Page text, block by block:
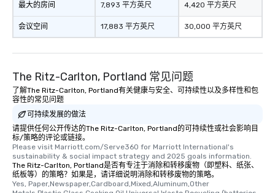
最大的房间
会议空间
7,893 平方英尺
17,883 平方英尺
4,420 平方英尺
30,000 平方英尺
The Ritz-Carlton, Portland 常见问题
了解The Ritz-Carlton, Portland有关健康与安全、可持续性以及多样性和包
容性的常见问题
可持续发展的做法
请提供任何公开传达的The Ritz-Carlton, Portland的可持续性或社会影响目
标/策略的评论或链接。
Please visit Marriott.com/Serve360 for Marriott International's
sustainability & social impact strategy and 2025 goals information.
The Ritz-Carlton, Portland是否有专注于消除和转移废物（即塑料、纸张、
纸板等）的策略？如果是，请详细说明消除和转移废物的策略。
Yes, Paper,Newspaper,Cardboard,Mixed,Aluminum,Other